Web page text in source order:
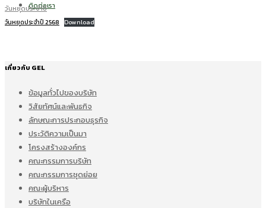
ติดต่อเรา
วันหยุดประจำปี
วันหยุดประจำปี 2568 Download
เกี่ยวกับ GEL
ข้อมูลทั่วไปของบริษัท
วิสัยทัศน์และพันธกิจ
ลักษณะการประกอบธุรกิจ
ประวัติความเป็นมา
โครงสร้างองค์กร
คณะกรรมการบริษัท
คณะกรรมการชุดย่อย
คณะผู้บริหาร
บริษัทในเครือ